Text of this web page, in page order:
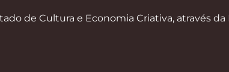
de Cultura e Economia Criativa, através da